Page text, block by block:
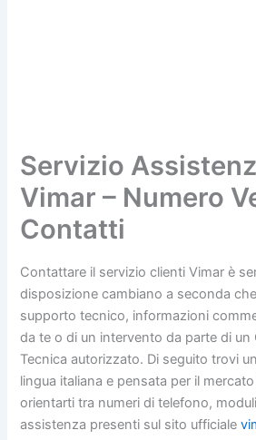
Servizio
Vimar – Numero
Contatti
Contattare il servizio clienti Vimar è
disposizione cambiano a seconda
supporto tecnico, informazioni
da te o di un intervento da parte di
Tecnica autorizzato. Di seguito trovi
lingua italiana e pensata per il
orientarti tra numeri di telefono,
assistenza presenti sul sito ufficiale